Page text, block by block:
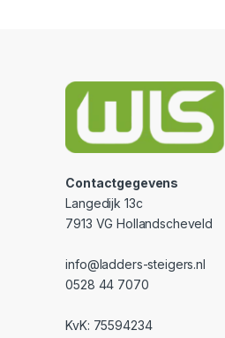
Contactgegevens
Langedijk 13c
7913 VG Hollandscheveld
info@ladders-steigers.nl
0528 44 7070
KvK: 75594234